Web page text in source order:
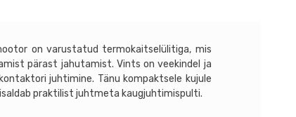
on varustatud termokaitselülitiga, mis
pärast jahutamist. Vints on veekindel ja
juhtimine. Tänu kompaktsele kujule
praktilist juhtmeta kaugjuhtimispulti.